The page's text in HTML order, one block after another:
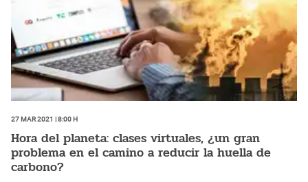
27 Mar 2021 | 8:00 h
Hora del planeta: clases virtuales, ¿un gran
problema en el camino a reducir la huella de
carbono?